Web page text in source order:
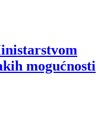
mogućnosti